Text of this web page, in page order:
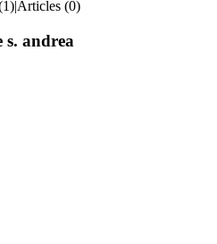
|Articles (0)
andrea